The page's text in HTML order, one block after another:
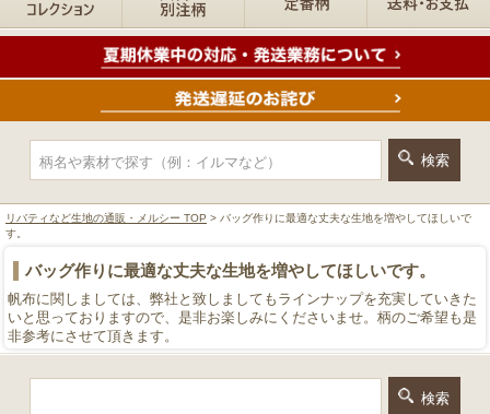
リバティなど生地の通販・メルシー TOP > バッグ作りに最適な丈夫な生地を増やしてほしいで
す。
バッグ作りに最適な丈夫な生地を増やしてほしいです。
帆布に関しましては、弊社と致しましてもラインナップを充実していきた
いと思っておりますので、是非お楽しみにくださいませ。柄のご希望も是
非参考にさせて頂きます。